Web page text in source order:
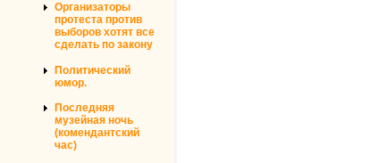
Организаторы
протеста против
выборов хотят все
сделать по закону
Политический
юмор.
Последняя
музейная ночь
(комендантский
час)